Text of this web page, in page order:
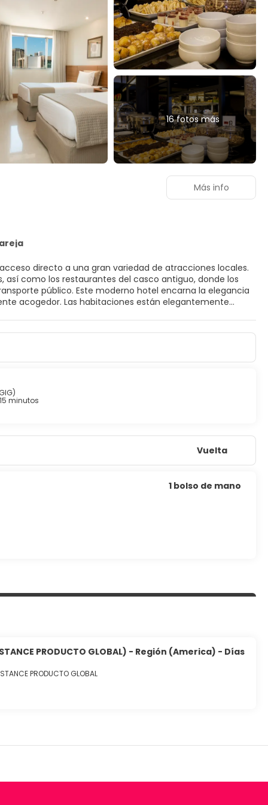
16 fotos más
directo a una gran variedad de atracciones locales.
así como los restaurantes del casco antiguo, donde los
público. Este moderno hotel encarna la elegancia
acogedor. Las habitaciones están elegantemente
este hotel es la única opción.
Más info
minutos
Vuelta
1 bolso de mano
PRODUCTO GLOBAL) - Región (America) - Días
PRODUCTO GLOBAL